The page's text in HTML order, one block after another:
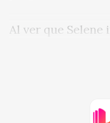
Al ver que Selene